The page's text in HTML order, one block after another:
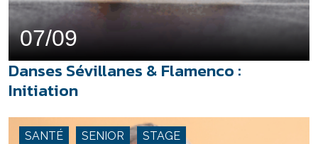
07/09
Danses Sévillanes & Flamenco :
Initiation
SANTÉ SENIOR STAGE